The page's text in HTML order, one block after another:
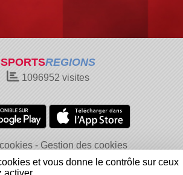
SPORTSREGIONS
1096952 visites
Gestion des cookies
Signaler un contenu inapproprié
et vous donne le contrôle sur ceux
activer